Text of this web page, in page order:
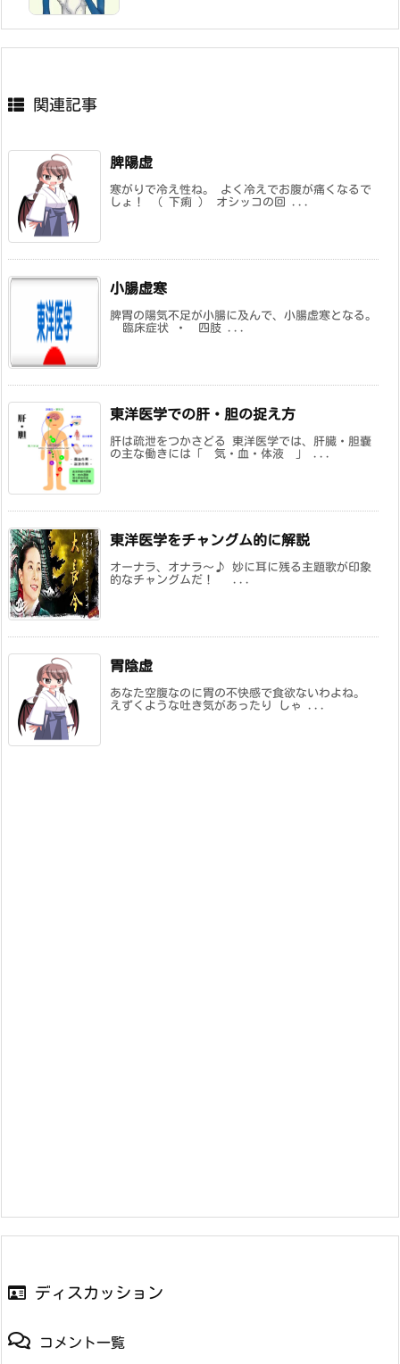
関連記事
脾陽虚
寒がりで冷え性ね。 よく冷えでお腹が痛くなるで
しょ！ （ 下痢 ） オシッコの回 ...
小腸虚寒
脾胃の陽気不足が小腸に及んで、小腸虚寒となる。
臨床症状 ・ 四肢 ...
東洋医学での肝・胆の捉え方
肝は疏泄をつかさどる 東洋医学では、肝臓・胆嚢
の主な働きには「 気・血・体液 」 ...
東洋医学をチャングム的に解説
オーナラ、オナラ～♪ 妙に耳に残る主題歌が印象
的なチャングムだ！ ...
胃陰虚
あなた空腹なのに胃の不快感で食欲ないわよね。
えずくような吐き気があったり しゃ ...
ディスカッション
コメント一覧